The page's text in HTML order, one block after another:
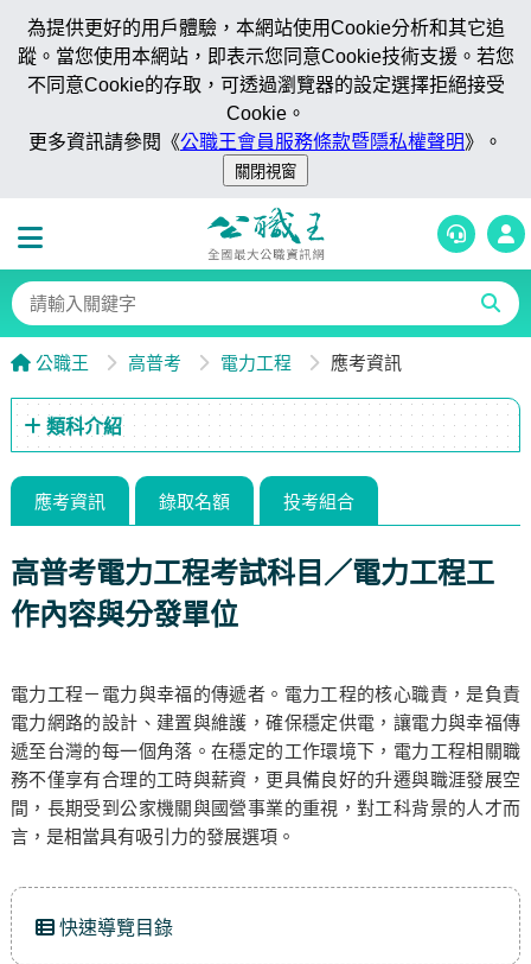
為提供更好的用戶體驗，本網站使用Cookie分析和其它追
蹤。當您使用本網站，即表示您同意Cookie技術支援。若您
不同意Cookie的存取，可透過瀏覽器的設定選擇拒絕接受
Cookie。
更多資訊請參閱《公職王會員服務條款暨隱私權聲明》。
公職王 高普考 電力工程 應考資訊
類科介紹
應考資訊 錄取名額 投考組合
高普考電力工程考試科目／電力工程工
作內容與分發單位
電力工程－電力與幸福的傳遞者。電力工程的核心職責，是負責
電力網路的設計、建置與維護，確保穩定供電，讓電力與幸福傳
遞至台灣的每一個角落。在穩定的工作環境下，電力工程相關職
務不僅享有合理的工時與薪資，更具備良好的升遷與職涯發展空
間，長期受到公家機關與國營事業的重視，對工科背景的人才而
言，是相當具有吸引力的發展選項。
快速導覽目錄